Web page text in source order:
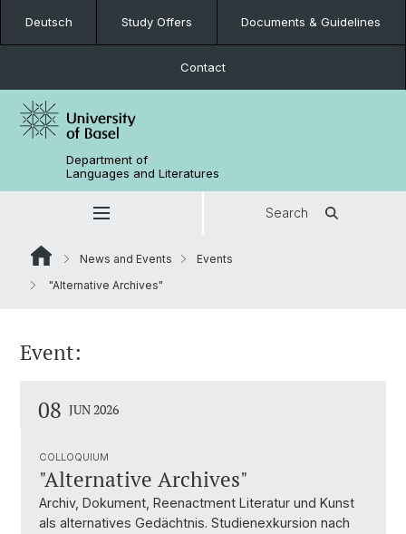
Deutsch Study Offers Documents & Guidelines
Contact
Department of
Languages and Literatures
Search
News and Events
Events
"Alternative Archives"
Event:
08 JUN 2026
COLLOQUIUM
"Alternative Archives"
Archiv, Dokument, Reenactment Literatur und Kunst
als alternatives Gedächtnis. Studienexkursion nach